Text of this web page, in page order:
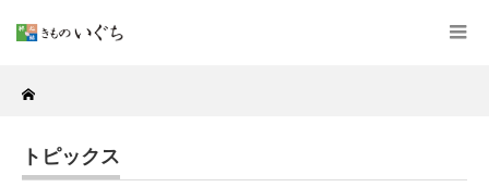
Home
トピックス